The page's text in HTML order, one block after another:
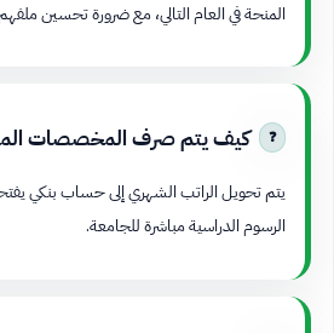
المنحة في العام التالي، مع ضرورة تحسين
كيف يتم صرف المخصصات
يتم تحويل الراتب الشهري إلى حساب بنكي
الرسوم الدراسية مباشرة للجامعة.